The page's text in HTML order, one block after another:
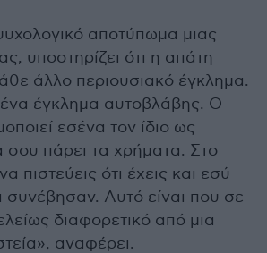
αποτύπωμα μιας
υποστηρίζει ότι η απάτη
άλλο περιουσιακό έγκλημα.
ένα έγκλημα αυτοβλάβης. Ο
εσένα τον ίδιο ως
σου πάρει τα χρήματα. Στο
πιστεύεις ότι έχεις και εσύ
συνέβησαν. Αυτό είναι που σε
διαφορετικό από μια
αναφέρει.